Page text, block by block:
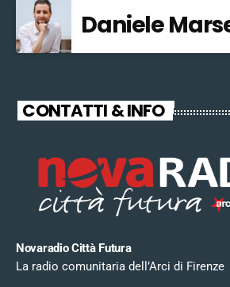
Daniele
CONTATTI & INFO
Novaradio Città Futura
La radio comunitaria dell’Arci di Firenze